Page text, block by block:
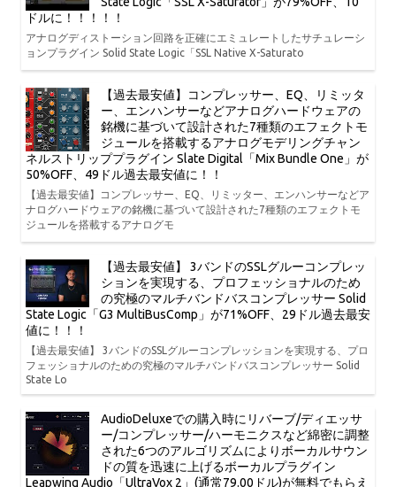
ドルに！！！！！
アナログディストーション回路を正確にエミュレートしたサチュレーシ
ョンプラグイン Solid State Logic「SSL Native X-Saturato
【過去最安値】コンプレッサー、EQ、リミッタ
ー、エンハンサーなどアナログハードウェアの
銘機に基づいて設計された7種類のエフェクトモ
ジュールを搭載するアナログモデリングチャン
ネルストリッププラグイン Slate Digital「Mix Bundle One」が
50%OFF、49ドル過去最安値に！！
【過去最安値】コンプレッサー、EQ、リミッター、エンハンサーなどア
ナログハードウェアの銘機に基づいて設計された7種類のエフェクトモ
ジュールを搭載するアナログモ
【過去最安値】 3バンドのSSLグルーコンプレッ
ションを実現する、プロフェッショナルのため
の究極のマルチバンドバスコンプレッサー Solid
State Logic「G3 MultiBusComp」が71%OFF、29ドル過去最安
値に！！！
【過去最安値】 3バンドのSSLグルーコンプレッションを実現する、プロ
フェッショナルのための究極のマルチバンドバスコンプレッサー Solid
State Lo
AudioDeluxeでの購入時にリバーブ/ディエッサ
ー/コンプレッサー/ハーモニクスなど綿密に調整
された6つのアルゴリズムによりボーカルサウン
ドの質を迅速に上げるボーカルプラグイン
Leapwing Audio「UltraVox 2」(通常79.00ドル)が無料でもらえ